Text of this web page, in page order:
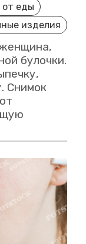
от еды
изделия
булочки.
Снимок